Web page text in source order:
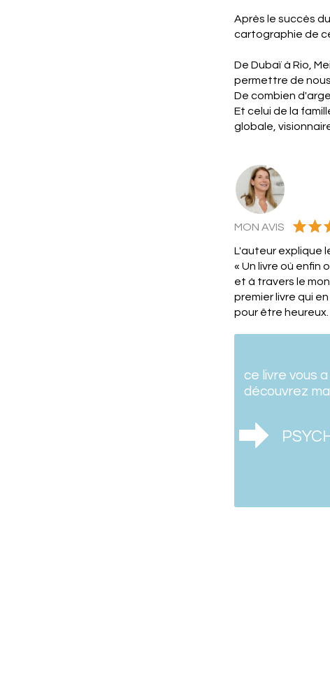
Après le succès
cartographie de
De Dubaï à Rio,
permettre de nous
De combien
Et celui de la
globale,
MON AVIS
L'auteur explique
« Un livre où
et à travers le
premier livre qui
pour être heureux.
ce livre vous
découvrez